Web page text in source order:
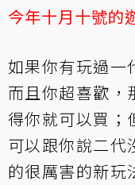
今年十月十號的
如果你有玩過一
而且你超喜歡，
得你就可以買；
可以跟你說二代
的很厲害的新玩